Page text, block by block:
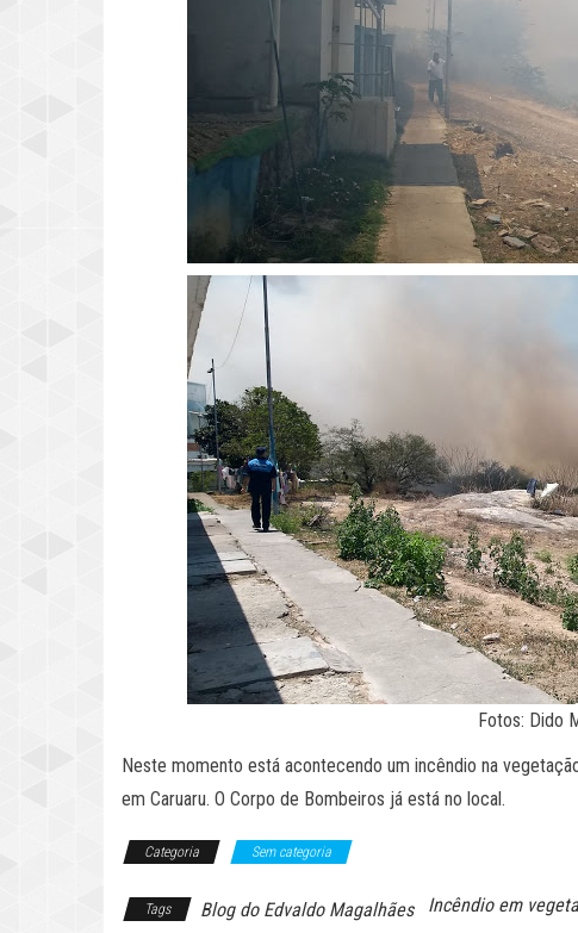
Fotos: Dido
Neste momento está acontecendo um incêndio na
em Caruaru. O Corpo de Bombeiros já está no local.
Categoria Sem categoria
Tags Blog do Edvaldo Magalhães Incêndio em